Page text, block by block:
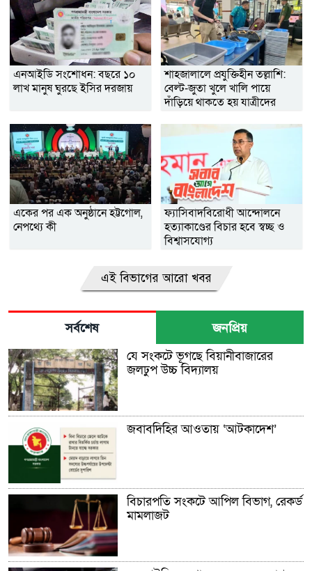
এনআইডি সংশোধন: বছরে ১০
লাখ মানুষ ঘুরছে ইসির দরজায়
শাহজালালে প্রযুক্তিহীন তল্লাশি:
বেল্ট-জুতা খুলে খালি পায়ে
দাঁড়িয়ে থাকতে হয় যাত্রীদের
একের পর এক অনুষ্ঠানে হট্টগোল,
নেপথ্যে কী
ফ্যাসিবাদবিরোধী আন্দোলনে
হত্যাকাণ্ডের বিচার হবে স্বচ্ছ ও
বিশ্বাসযোগ্য
এই বিভাগের আরো খবর
সর্বশেষ জনপ্রিয়
যে সংকটে ভূগছে বিয়ানীবাজারের
জলঢুপ উচ্চ বিদ্যালয়
জবাবদিহির আওতায় ‘আটকাদেশ’
বিচারপতি সংকটে আপিল বিভাগ, রেকর্ড
মামলাজট